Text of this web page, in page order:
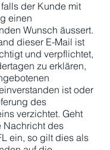
der Kunde mit
einen
Wunsch äussert.
dieser E-Mail ist
und verpflichtet,
zu erklären,
ist oder
des
verzichtet. Geht
Nachricht des
ein, so gilt dies als